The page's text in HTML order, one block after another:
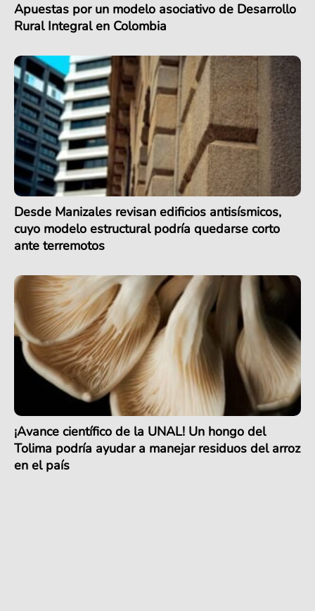
Apuestas por un modelo asociativo de Desarrollo
Rural Integral en Colombia
Desde Manizales revisan edificios antisísmicos,
cuyo modelo estructural podría quedarse corto
ante terremotos
¡Avance científico de la UNAL! Un hongo del
Tolima podría ayudar a manejar residuos del arroz
en el país